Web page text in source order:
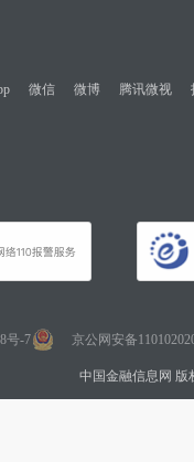
微信 微博 腾讯微视
号-7 京公网安备
中国金融信息网 版